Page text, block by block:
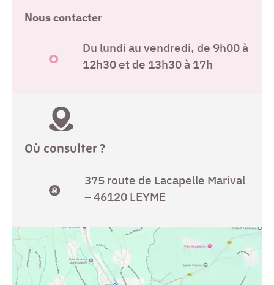
Nous contacter
Du lundi au vendredi, de 9h00 à
12h30 et de 13h30 à 17h
Où consulter ?
375 route de Lacapelle Marival
– 46120 LEYME